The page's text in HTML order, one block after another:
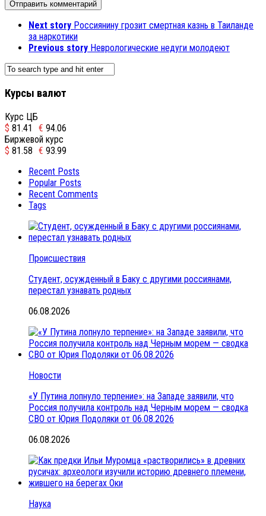
Next story Россиянину грозит смертная казнь в Таиланде
за наркотики
Previous story Неврологические недуги молодеют
Курсы валют
Курс ЦБ
$ 81.41 € 94.06
Биржевой курс
$ 81.58 € 93.99
Recent Posts
Popular Posts
Recent Comments
Tags
Происшествия
Студент, осужденный в Баку с другими россиянами,
перестал узнавать родных
06.08.2026
Новости
«У Путина лопнуло терпение»: на Западе заявили, что
Россия получила контроль над Черным морем — сводка
СВО от Юрия Подоляки от 06.08.2026
06.08.2026
Наука